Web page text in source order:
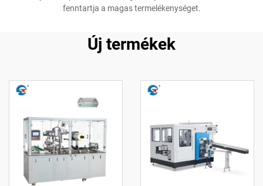
fenntartja a magas termelékenységet.
Új termékek